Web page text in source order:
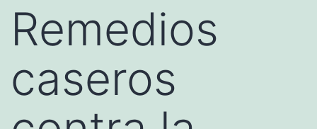
Remedios
caseros